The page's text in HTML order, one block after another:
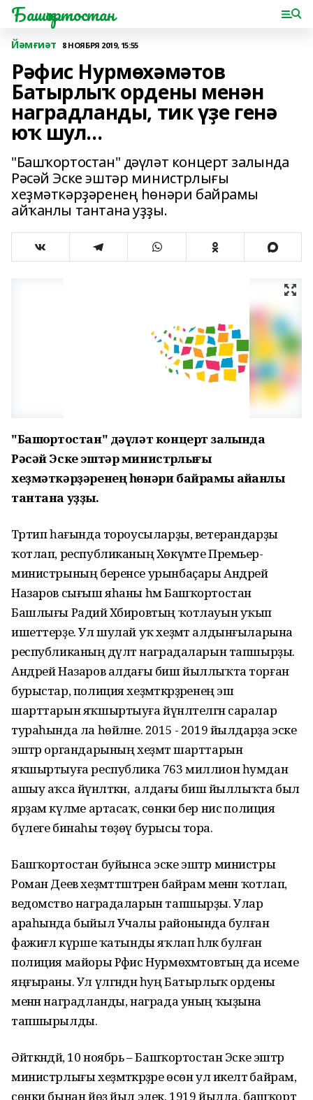
Башҡортостан
Йәмғиәт 8 НОЯБРЯ 2019, 15:55
Рәфис Нурмөхәмәтов
Батырлыҡ ордены менән
наградланды, тик үҙе генә
юҡ шул...
"Башҡортостан" дәүләт концерт залында
Рәсәй Эске эштәр министрлығы
хеҙмәткәрҙәренең һөнәри байрамы
айҡанлы тантана уҙҙы.
"Башҡортостан" дәүләт концерт залында
Рәсәй Эске эштәр министрлығы
хеҙмәткәрҙәренең һөнәри байрамы айҡанлы
тантана уҙҙы.
Тәртип һағында тороусыларҙы, ветерандарҙы
ҡотлап, республиканың Хөкүмәте Премьер-
министрының беренсе урынбаҫары Андрей
Назаров сығыш яһаны һәм Башҡортостан
Башлығы Радий Хәбировтың ҡотлауын уҡып
ишеттерҙе. Ул шулай уҡ хеҙмәт алдынғыларына
республиканың дәүләт наградаларын тапшырҙы.
Андрей Назаров алдағы биш йыллыҡта торған
бурыстар, полиция хеҙмәткәрҙәренең эш
шарттарын яҡшыртыуға йүнәлтелгән саралар
тураһында ла һөйләне. 2015 - 2019 йылдарҙа эске
эштәр органдарының хеҙмәт шарттарын
яҡшыртыуға республика 763 миллион һумдан
ашыу аҡса йүнәлткән, ә алдағы биш йыллыҡта был
ярҙам күләме артасаҡ, сөнки бер нисә полиция
бүлеге бинаһы төҙөү бурысы тора.
Башҡортостан буйынса эске эштәр министры
Роман Деев хеҙмәттәштәрен байрам менән ҡотлап,
ведомство наградаларын тапшырҙы. Улар
араһында быйыл Учалы районында булған
фажиғәлә күрше ҡатынды яҡлап һәләк булған
полиция майоры Рәфис Нурмөхәмәтовтың да исеме
яңғыраны. Ул үлгәндән һуң Батырлыҡ ордены
менән наградланды, награда уның ҡыҙына
тапшырылды.
Әйткәндәй, 10 ноябрь – Башҡортостан Эске эштәр
министрлығы хеҙмәткәрҙәре өсөн ул икеләтә байрам,
сөнки бынан йөҙ йыл элек, 1919 йылда, башҡорт